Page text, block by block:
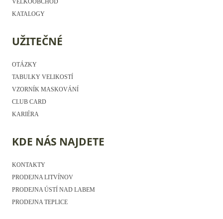
VELKOOBCHOD
KATALOGY
UŽITEČNÉ
OTÁZKY
TABULKY VELIKOSTÍ
VZORNÍK MASKOVÁNÍ
CLUB CARD
KARIÉRA
KDE NÁS NAJDETE
KONTAKTY
PRODEJNA LITVÍNOV
PRODEJNA ÚSTÍ NAD LABEM
PRODEJNA TEPLICE